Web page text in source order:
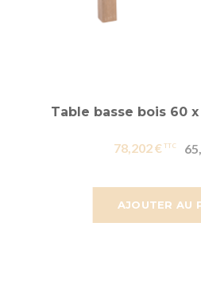
AJOUTER AU
Table basse bois 60 x
78,202 €